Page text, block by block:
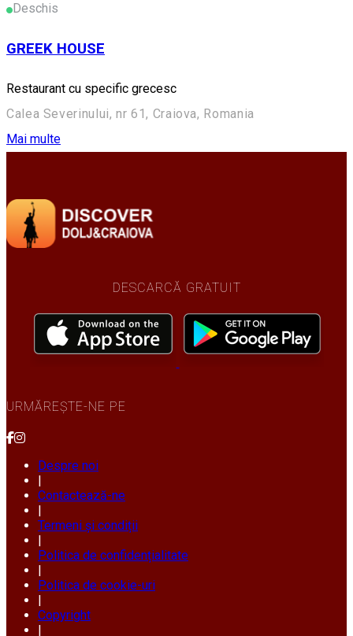
Deschis
GREEK HOUSE
Restaurant cu specific grecesc
Calea Severinului, nr 61, Craiova, Romania
Mai multe
DESCARCĂ GRATUIT
URMĂREȘTE-NE PE
Despre noi
Contactează-ne
Termeni și condiții
Politica de confidențialitate
Politica de cookie-uri
Copyright